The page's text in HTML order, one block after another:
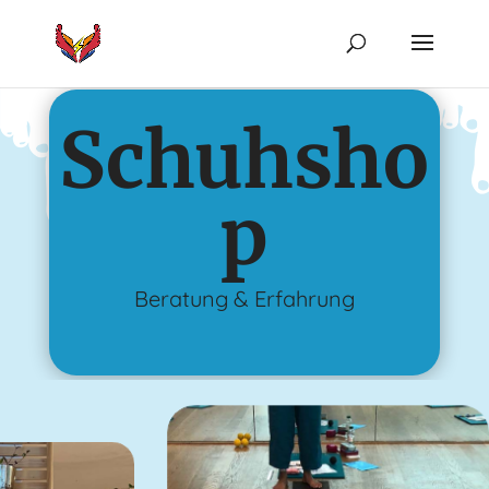
Schuhsho
p
Beratung & Erfahrung